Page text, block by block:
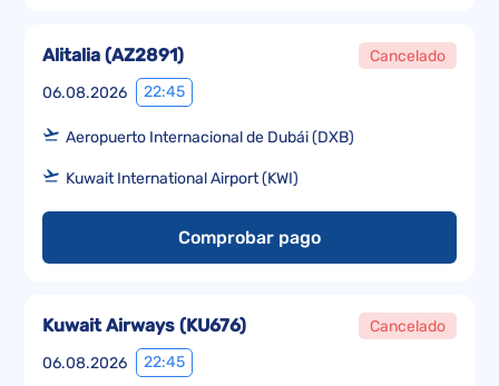
06.08.2026 22:45
Alitalia (AZ2891) Cancelado
Aeropuerto Internacional de Dubái (DXB)
Kuwait International Airport (KWI)
Comprobar pago
06.08.2026 22:45
Kuwait Airways (KU676) Cancelado